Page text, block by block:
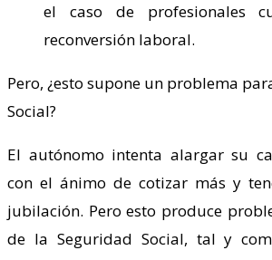
el caso de profesionales
reconversión laboral.
Pero, ¿esto supone un problema
Social?
El autónomo intenta alargar su
con el ánimo de cotizar más y
jubilación. Pero esto produce
de la Seguridad Social, tal y